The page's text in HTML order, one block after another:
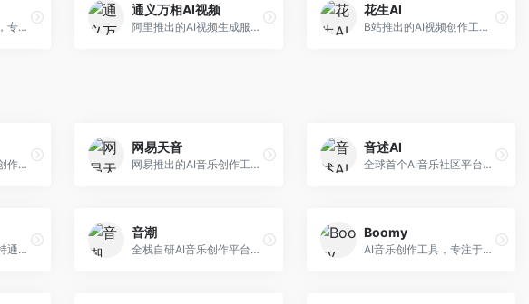
AI动画视频创作工具，专注于动画内容生成。面向动画创作者和二次元内容生产者，支持动画风格视频生成，动画效果流畅，适合动漫内容创作。
通义万相AI视频
阿里推出的AI视频生成服务，整合图像与视频创作能力。面向电商和营销从业者，支持商品视频生成、营销视频制作等服务，商业应用场景丰富。
花生AI
B站推出的AI视频创作工具，专注于短视频内容生成。面向B站创作者，支持视频生成、视频编辑等功能，与B站平台深度整合，创作效率高。
昆仑万维旗下AI音乐创作平台，专注于音乐内容生成。面向音乐爱好者和内容创作者，提供多种风格音乐生成，操作简便，创作速度快。
网易天音
网易推出的AI音乐创作工具，支持作词、作曲与编曲。面向音乐爱好者和独立音乐人，提供歌词生成、旋律创作、编曲制作等服务，与网易云音乐生态深度整合。
音述AI
全球首个AI音乐社区平台，整合创作与分享功能。面向音乐创作者和爱好者，提供音乐创作、作品分享、社区交流等服务，社区氛围活跃。
AI音乐创作平台，支持通过文字描述生成完整歌曲，包含歌词、旋律和人声。面向音乐爱好者、内容创作者和独立音乐人，操作门槛低，创作速度快，支持多种音乐风格，为音乐创作带来全新可能。
音潮
全栈自研AI音乐创作平台，支持从创作到发布的完整流程。面向独立音乐人和音乐工作室，提供作词作曲、编曲混音、音乐发布等服务，创作工具专业。
Boomy
AI音乐创作工具，专注于快速音乐生成与发布。面向音乐爱好者和业余创作者，支持一键生成原创音乐，可直接发布到音乐平台，创作门槛低。